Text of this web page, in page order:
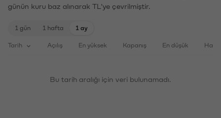
günün kuru baz alınarak TL'ye çevrilmiştir.
1 gün 1 hafta 1 ay
Tarih Açılış En yüksek Kapanış En düşük
Bu tarih aralığı için veri bulunamadı.